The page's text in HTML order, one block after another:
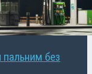
пальним без